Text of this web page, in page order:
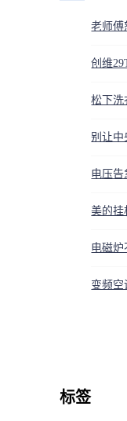
标签